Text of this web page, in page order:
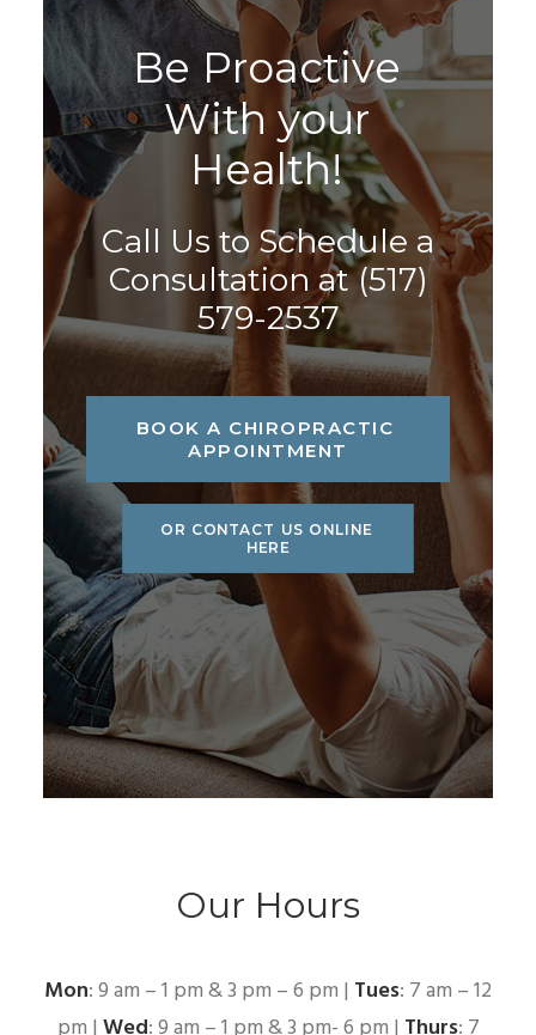
Be Proactive
With your
Health!
Call Us to Schedule a
Consultation at(517)
579-2537
BOOK A CHIROPRACTIC
APPOINTMENT
OR CONTACT US ONLINE
HERE
Our Hours
Mon: 9 am – 1 pm & 3 pm – 6 pm | Tues: 7 am – 12